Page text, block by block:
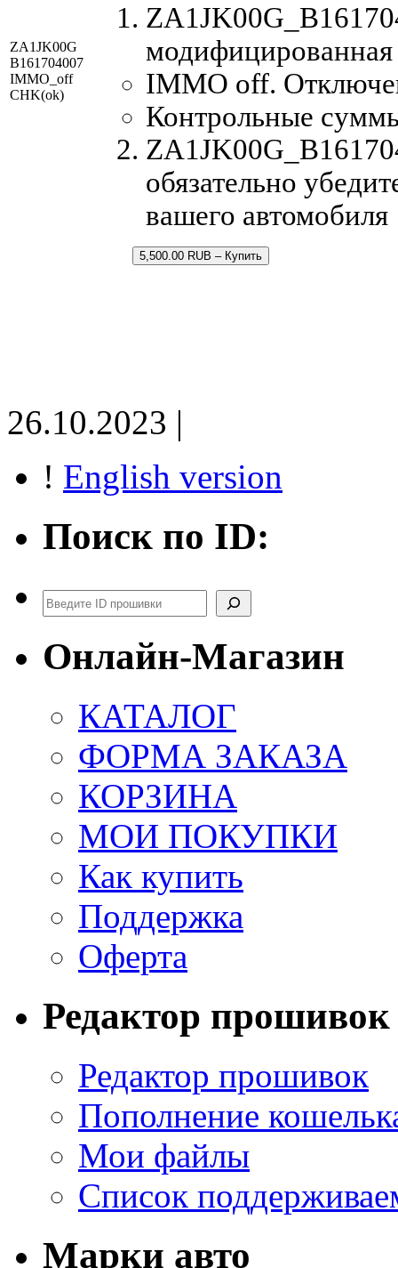
ZA1JK00G
B161704007
IMMO_off
CHK(ok)
IMMO off.
Контрольные
обязательно
вашего автомобиля
5,500.00 RUB – Купить
26.10.2023 |
! English version
Поиск по ID:
Поиск
Онлайн-Магазин
КАТАЛОГ
ФОРМА ЗАКАЗА
КОРЗИНА
МОИ ПОКУПКИ
Как купить
Поддержка
Оферта
Редактор прошивок
Редактор прошивок
Пополнение
Мои файлы
Список
Марки авто